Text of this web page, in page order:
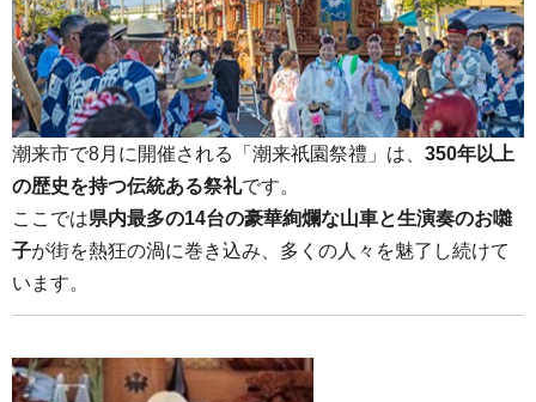
潮来市で8月に開催される「潮来祇園祭禮」は、 350年以上
の歴史を持つ伝統ある祭礼です。
ここでは県内最多の14台の豪華絢爛な山車と生演奏のお囃
子が街を熱狂の渦に巻き込み、多くの人々を魅了し続けて
います。